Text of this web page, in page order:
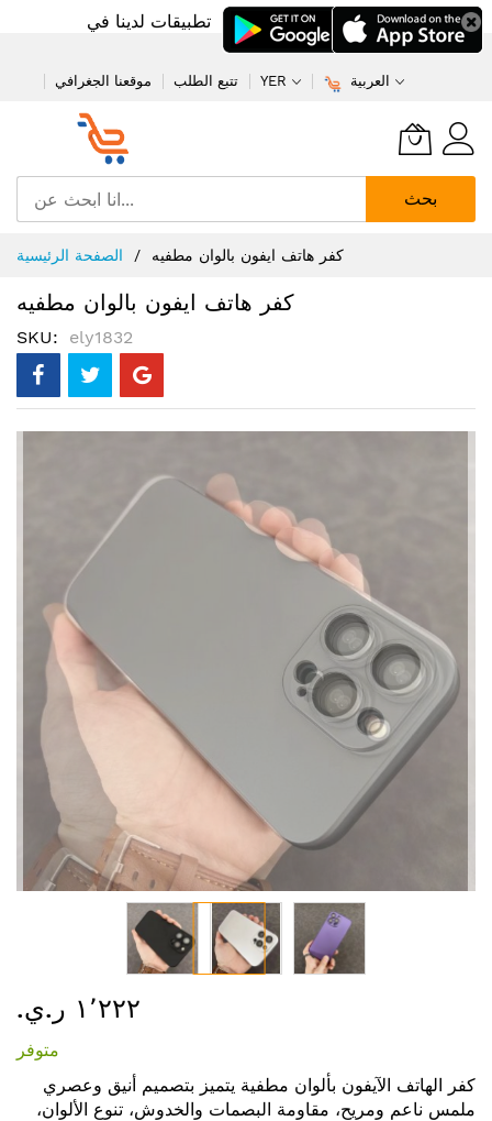
تطبيقات لدينا في
موقعنا الجغرافي تتبع الطلب YER العربية
بحث
إلى
المحتوى
الصفحة الرئيسية كفر هاتف ايفون بالوان مطفيه
كفر هاتف ايفون بالوان مطفيه
SKU ely1832
إلى
معرض
الصور
١٬٢٢٢ ر.ي.‏
متوفر
كفر الهاتف الآيفون بألوان مطفية يتميز بتصميم أنيق وعصري
ملمس ناعم ومريح، مقاومة البصمات والخدوش، تنوع الألوان،